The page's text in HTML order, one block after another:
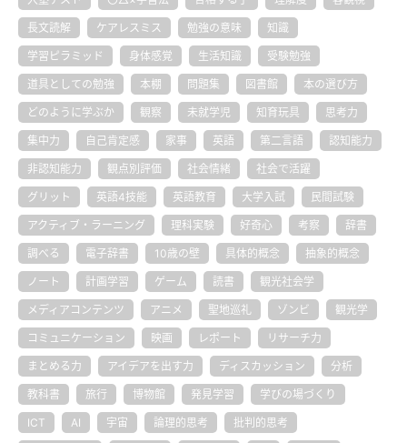
長文読解 ケアレスミス 勉強の意味 知識
学習ピラミッド 身体感覚 生活知識 受験勉強
道具としての勉強 本棚 問題集 図書館 本の選び方
どのように学ぶか 観察 未就学児 知育玩具 思考力
集中力 自己肯定感 家事 英語 第二言語 認知能力
非認知能力 観点別評価 社会情緒 社会で活躍
グリット 英語4技能 英語教育 大学入試 民間試験
アクティブ・ラーニング 理科実験 好奇心 考察 辞書
調べる 電子辞書 10歳の壁 具体的概念 抽象的概念
ノート 計画学習 ゲーム 読書 観光社会学
メディアコンテンツ アニメ 聖地巡礼 ゾンビ 観光学
コミュニケーション 映画 レポート リサーチ力
まとめる力 アイデアを出す力 ディスカッション 分析
教科書 旅行 博物館 発見学習 学びの場づくり
ICT AI 宇宙 論理的思考 批判的思考